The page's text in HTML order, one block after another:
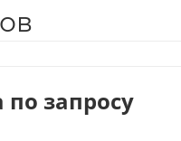
по запросу